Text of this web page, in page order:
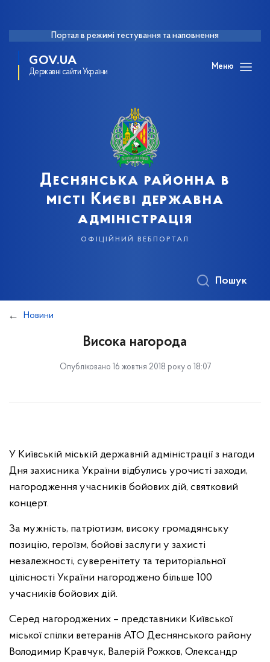
Портал в режимі тестування та наповнення
GOV.UA
Державні сайти України
Меню
Деснянська районна в
місті Києві державна
адміністрація
офіційний вебпортал
Пошук
Новини
Висока нагорода
Опубліковано 16 жовтня 2018 року о 18:07
У Київській міській державній адміністрації з нагоди
Дня захисника України відбулись урочисті заходи,
нагородження учасників бойових дій, святковий
концерт.
За мужність, патріотизм, високу громадянську
позицію, героїзм, бойові заслуги у захисті
незалежності, суверенітету та територіальної
цілісності України нагороджено більше 100
учасників бойових дій.
Серед нагороджених – представники Київської
міської спілки ветеранів АТО Деснянського району
Володимир Кравчук, Валерій Рожков, Олександр